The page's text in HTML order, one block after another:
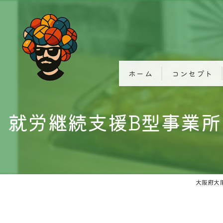
ホーム コンセプト
就労継続支援B型事業
大阪府大